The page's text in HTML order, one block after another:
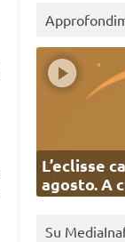
L’eclisse
agosto. A
Su